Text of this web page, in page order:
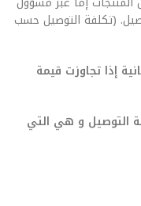
(تكلفة التوصيل حسب
إذا تجاوزت قيمة
التوصيل و هي التي